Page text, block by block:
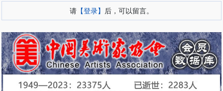
请 【登录】 后，可以留言。